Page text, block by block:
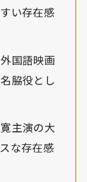
い存在感
国語映画
脇役とし
寛主演の大
な存在感